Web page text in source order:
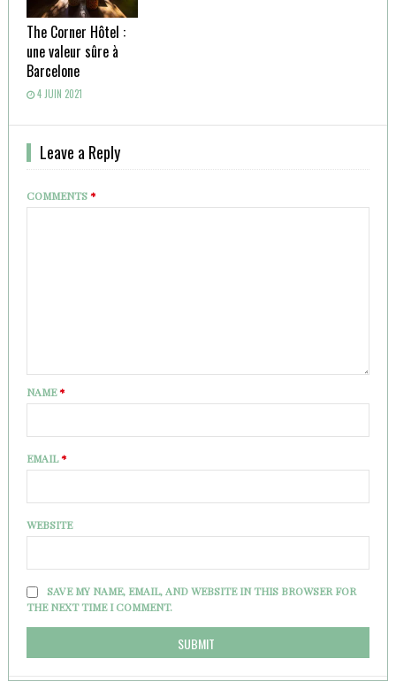
The Corner Hôtel :
une valeur sûre à
Barcelone
4 JUIN 2021
Leave a Reply
COMMENTS*
NAME*
EMAIL*
WEBSITE
SAVE MY NAME, EMAIL, AND WEBSITE IN THIS BROWSER FOR
THE NEXT TIME I COMMENT.